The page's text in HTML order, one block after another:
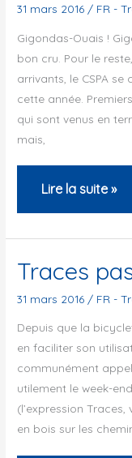
31 mars 2016 / FR -
Gigondas-Ouais !
bon cru. Pour le
arrivants, le CSPA
cette année.
qui sont venus en
mais,
Traces
Vélocio
2016
Gigondas
Lire la suite »
Traces
31 mars 2016 / FR -
Depuis que la
en faciliter son
communément
utilement le week-
(l’expression
en bois sur les